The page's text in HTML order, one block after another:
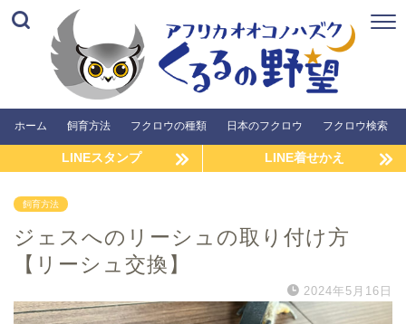
ホーム 飼育方法 フクロウの種類 日本のフクロウ フクロウ検索
LINEスタンプ LINE着せかえ
飼育方法
ジェスへのリーシュの取り付け方
【リーシュ交換】
2024年5月16日